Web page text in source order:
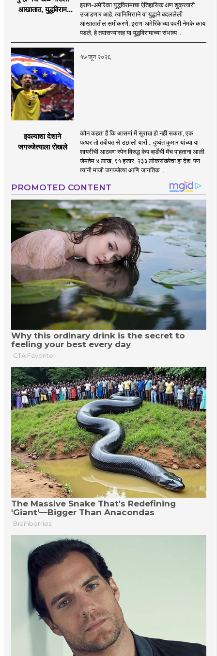
आखातात, युद्धविराम
इराण-अमेरिका युद्धविरामाचा ऐतिहासिक क्षण शुक्रवारी
उजाडणार आहे. त्यानिमित्ताने या युद्धाने बदललेली
आखातातील समीकरणे, इराण-अमेरिकेच्या पदरी नेमके काय
पडले, हे तपासण्यासह या युद्धविरामाच्या संभाव्य ..
१७ जून २०२६
इवल्याशा देशाने
जगज्जेत्याला रोखले
कौन कहता हैं कि आसमां में सुराख हो नहीं सकता, एक
पत्थर तो तबीयत से उछालो यारों... दुष्यंत कुमार यांच्या या
शायरीची आठवण स्पेन विरुद्ध केप व्हर्डेची मॅच पाहताना आली.
जेमतेम ४ लाख, ९१ हजार, २३३ लोकसंख्येचा हा देश; पण
त्यांनी माजी जगज्जेत्या आणि जागतिक ..